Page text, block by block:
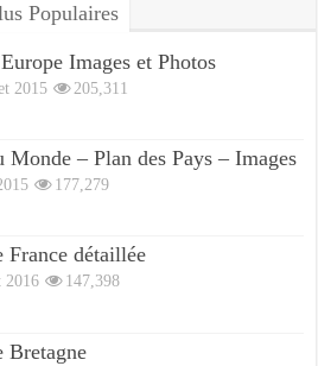
Populaires
Images et Photos
2015 205,311
Monde – Plan des Pays – Images
177,279
France détaillée
2016 147,398
Bretagne